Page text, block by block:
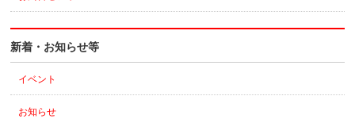
新着・お知らせ等
イベント
お知らせ